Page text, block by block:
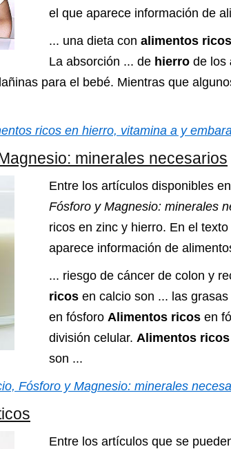
el que aparece información de
... una dieta con alimentos ricos
La absorción ... de hierro de los
para el bebé. Mientras que
ricos en hierro, vitamina a y
minerales necesarios
Entre los artículos disponibles
Fósforo y Magnesio: minerales
ricos en zinc y hierro. En el
aparece información de
... riesgo de cáncer de colon y
ricos en calcio son ... las
en fósforo Alimentos ricos en
división celular. Alimentos ricos
son ...
Fósforo y Magnesio: minerales
Entre los artículos que se